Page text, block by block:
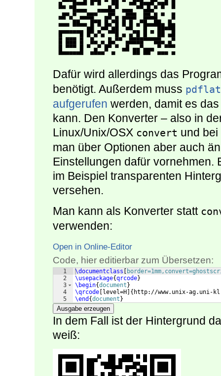
Dafür wird allerdings das
benötigt. Außerdem muss
aufgerufen werden, damit es
kann. Den Konverter – also in
Linux/Unix/OSX convert und
man über Optionen aber auch
Einstellungen dafür vornehmen.
im Beispiel transparenten
versehen.
Man kann als Konverter statt
verwenden:
Open in Online-Editor
Code, hier editierbar zum Übersetzen:
1
2
3
4
5
\documentclass
\usepackage{qrcode}
\begin{document }
\qrcode
level=H { http://www.unix-ag.uni-
\end {document }
Ausgabe erzeugen
In dem Fall ist der Hintergrund
weiß: